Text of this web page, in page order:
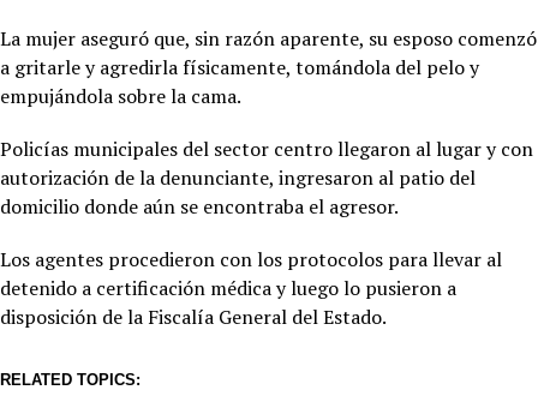
La mujer aseguró que, sin razón aparente, su esposo comenzó
a gritarle y agredirla físicamente, tomándola del pelo y
empujándola sobre la cama.
Policías municipales del sector centro llegaron al lugar y con
autorización de la denunciante, ingresaron al patio del
domicilio donde aún se encontraba el agresor.
Los agentes procedieron con los protocolos para llevar al
detenido a certificación médica y luego lo pusieron a
disposición de la Fiscalía General del Estado.
RELATED TOPICS: